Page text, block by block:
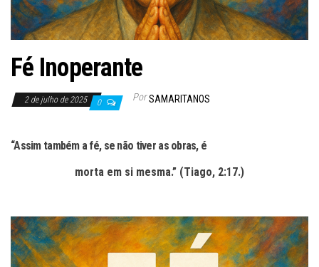
Fé Inoperante
2 de julho de 2025 0 Por SAMARITANOS
“Assim também a fé, se não tiver as obras, é
morta em si mesma.” (Tiago, 2:17.)